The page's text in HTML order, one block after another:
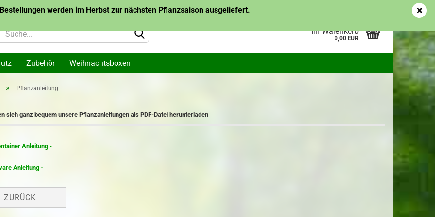
Ihr Warenkorb
0,00 EUR
werden im Herbst zur nächsten Pflanzsaison ausgeliefert.
Themen
Bäume des Jahres
Zubehör Weihnachtsboxen
» Pflanzanleitung
sich ganz bequem unsere Pflanzanleitungen als PDF-Datei herunterladen
Anleitung -
Anleitung -
ZURÜCK